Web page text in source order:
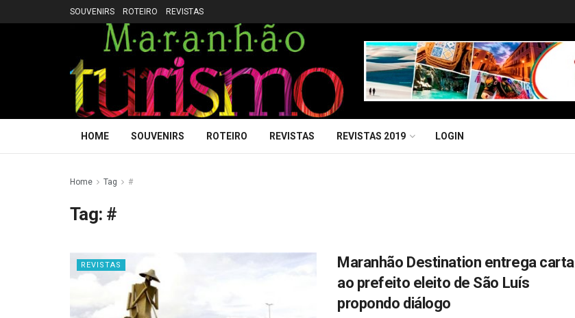
SOUVENIRS ROTEIRO REVISTAS
HOME SOUVENIRS ROTEIRO REVISTAS REVISTAS 2019 LOGIN
Home Tag #
Tag: #
REVISTAS
Maranhão Destination entrega carta
ao prefeito eleito de São Luís
propondo diálogo